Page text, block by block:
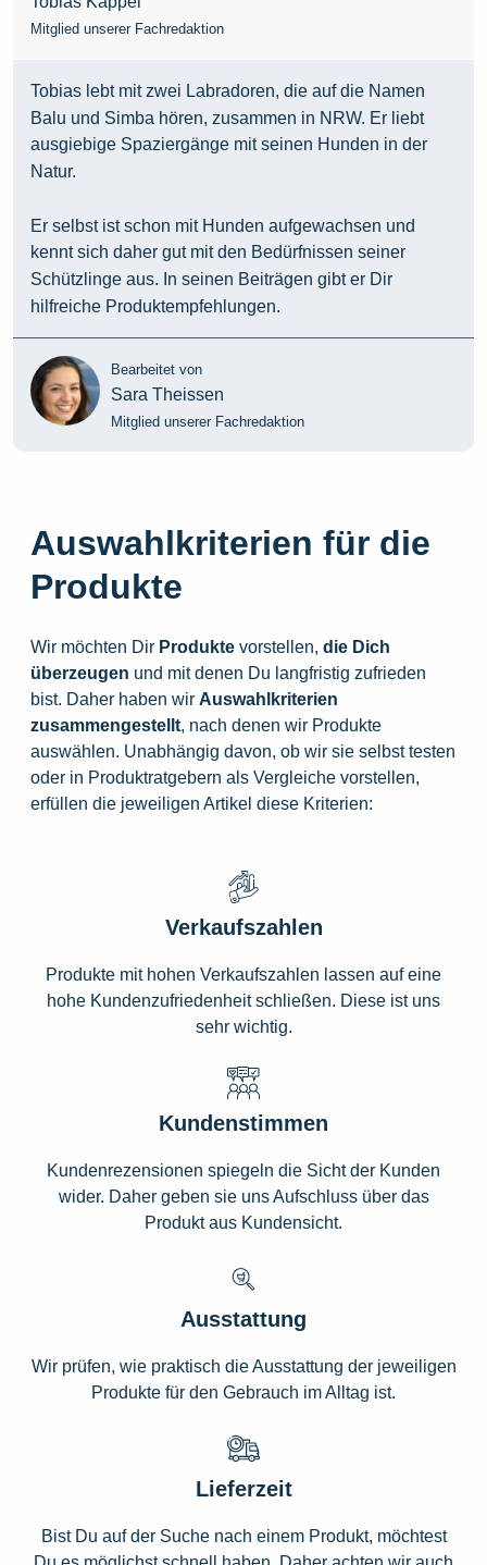
Mitglied unserer Fachredaktion
Tobias lebt mit zwei Labradoren, die auf die Namen
Balu und Simba hören, zusammen in NRW. Er liebt
ausgiebige Spaziergänge mit seinen Hunden in der
Natur.
Er selbst ist schon mit Hunden aufgewachsen und
kennt sich daher gut mit den Bedürfnissen seiner
Schützlinge aus. In seinen Beiträgen gibt er Dir
hilfreiche Produktempfehlungen.
Bearbeitet von
Sara Theissen
Mitglied unserer Fachredaktion
Auswahlkriterien für die
Produkte
Wir möchten Dir Produkte vorstellen, die Dich
überzeugen und mit denen Du langfristig zufrieden
bist. Daher haben wir Auswahlkriterien
zusammengestellt, nach denen wir Produkte
auswählen. Unabhängig davon, ob wir sie selbst testen
oder in Produktratgebern als Vergleiche vorstellen,
erfüllen die jeweiligen Artikel diese Kriterien:
Verkaufszahlen
Produkte mit hohen Verkaufszahlen lassen auf eine
hohe Kundenzufriedenheit schließen. Diese ist uns
sehr wichtig.
Kundenstimmen
Kundenrezensionen spiegeln die Sicht der Kunden
wider. Daher geben sie uns Aufschluss über das
Produkt aus Kundensicht.
Ausstattung
Wir prüfen, wie praktisch die Ausstattung der jeweiligen
Produkte für den Gebrauch im Alltag ist.
Lieferzeit
Bist Du auf der Suche nach einem Produkt, möchtest